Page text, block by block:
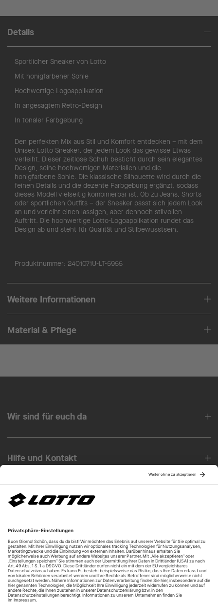
Details
Sportlicher Sneaker von Lotto
Mit honigfarbener Sohle
Hochwertige Logoapplikation
In angesagtem Retro-Design
In tonaler Farbgebung
Den perfekten Mix aus Stil und Komfort entdecken – mit dem
Unisex Lotto Sneaker, der jedem Look das gewisse Etwas
verleiht. Dieser zeitlose Schuh besticht durch sein elegantes
Design, seine hochwertigen Materialien und die
honigfarbene Sohle. Die klassische Silhouette wird durch die
feinen Details und die dezente Farbgebung ergänzt, sodass
dieses Modell vielseitig kombinierbar ist. Ob zu Jeans, Shorts
oder sportlichen Outfits – der Sneaker passt sich jedem Look
an und verleiht einen lässigen, aber dennoch stilvollen
Auftritt. Die hochwertige Lotto-Logoapplikation rundet das
Design ab und steht für Qualität und Stilbewusstsein.
Produktnummer: 2401071U-LT-5955
Weitere Informationen
Material & Pflege
Wir sind für euch da
Hilfe und Kontakt
Über uns
Unsere Vorteile
Unsere Partner